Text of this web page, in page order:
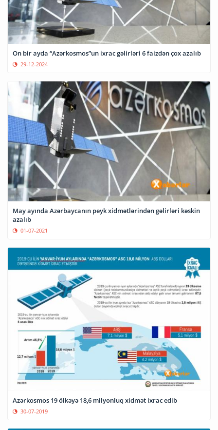
On bir ayda “Azərkosmos”un ixrac gəlirləri 6 faizdən çox azalıb
29-12-2024
May ayında Azərbaycanın peyk xidmətlərindən gəlirləri kəskin
azalıb
01-07-2021
Azərkosmos 19 ölkəyə 18,6 milyonluq xidmət ixrac edib
30-07-2019